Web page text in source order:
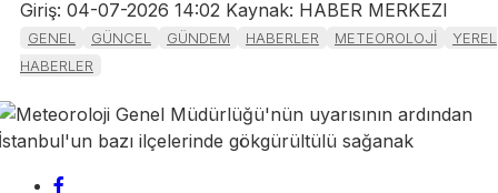
Giriş: 04-07-2026 14:02 Kaynak: HABER MERKEZI
GENEL GÜNCEL GÜNDEM HABERLER METEOROLOJİ
YEREL
HABERLER